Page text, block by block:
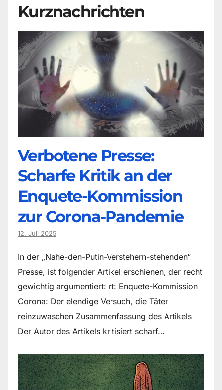
Kurznachrichten
Verbotene Presse:
Scharfe Kritik an der
Enquete-Kommission
zur Corona-Pandemie
12. Juli 2025
In der „Nahe-den-Putin-Verstehern-stehenden“
Presse, ist folgender Artikel erschienen, der recht
gewichtig argumentiert: rt: Enquete-Kommission
Corona: Der elendige Versuch, die Täter
reinzuwaschen Zusammenfassung des Artikels
Der Autor des Artikels kritisiert scharf…